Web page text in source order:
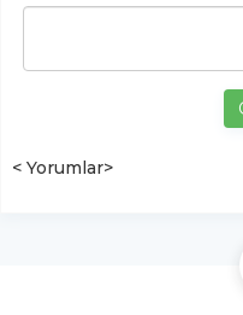
< Yorumlar>